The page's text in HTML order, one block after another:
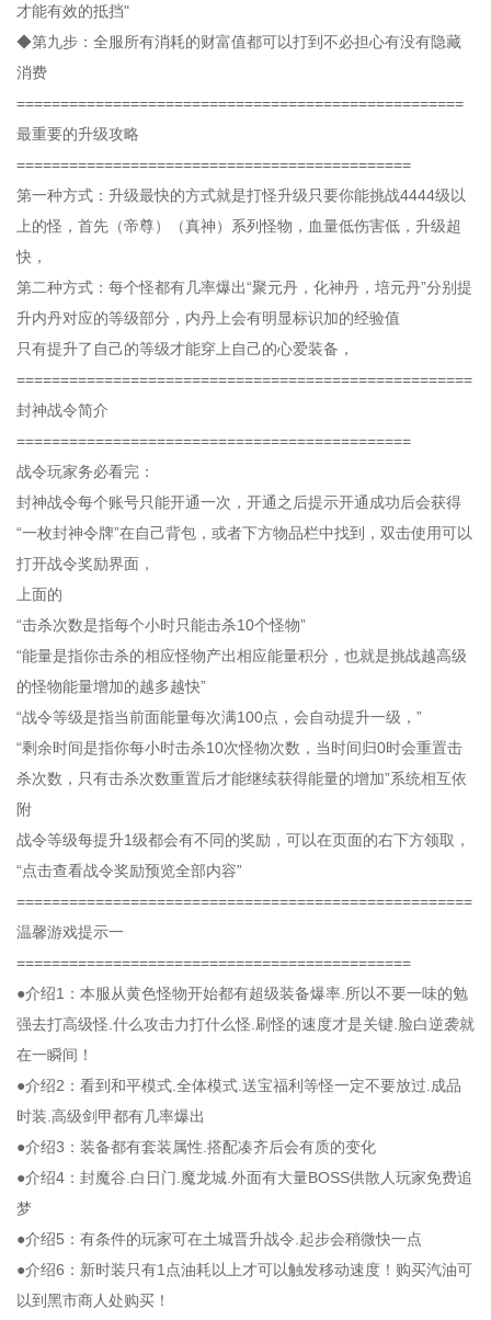
才能有效的抵挡"
◆第九步：全服所有消耗的财富值都可以打到不必担心有没有隐藏
消费
===================================================
最重要的升级攻略
=============================================
第一种方式：升级最快的方式就是打怪升级只要你能挑战4444级以
上的怪，首先（帝尊）（真神）系列怪物，血量低伤害低，升级超
快，
第二种方式：每个怪都有几率爆出“聚元丹，化神丹，培元丹”分别提
升内丹对应的等级部分，内丹上会有明显标识加的经验值
只有提升了自己的等级才能穿上自己的心爱装备，
====================================================
封神战令简介
=============================================
战令玩家务必看完：
封神战令每个账号只能开通一次，开通之后提示开通成功后会获得
“一枚封神令牌”在自己背包，或者下方物品栏中找到，双击使用可以
打开战令奖励界面，
上面的
“击杀次数是指每个小时只能击杀10个怪物”
“能量是指你击杀的相应怪物产出相应能量积分，也就是挑战越高级
的怪物能量增加的越多越快”
“战令等级是指当前面能量每次满100点，会自动提升一级，”
“剩余时间是指你每小时击杀10次怪物次数，当时间归0时会重置击
杀次数，只有击杀次数重置后才能继续获得能量的增加”系统相互依
附
战令等级每提升1级都会有不同的奖励，可以在页面的右下方领取，
“点击查看战令奖励预览全部内容”
====================================================
温馨游戏提示一
=============================================
●介绍1：本服从黄色怪物开始都有超级装备爆率.所以不要一味的勉
强去打高级怪.什么攻击力打什么怪.刷怪的速度才是关键.脸白逆袭就
在一瞬间！
●介绍2：看到和平模式.全体模式.送宝福利等怪一定不要放过.成品
时装.高级剑甲都有几率爆出
●介绍3：装备都有套装属性.搭配凑齐后会有质的变化
●介绍4：封魔谷.白日门.魔龙城.外面有大量BOSS供散人玩家免费追
梦
●介绍5：有条件的玩家可在土城晋升战令.起步会稍微快一点
●介绍6：新时装只有1点油耗以上才可以触发移动速度！购买汽油可
以到黑市商人处购买！